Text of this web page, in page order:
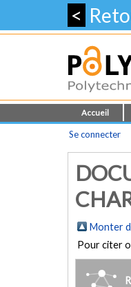
<
Accueil
Se connecter
Monter
Pour citer